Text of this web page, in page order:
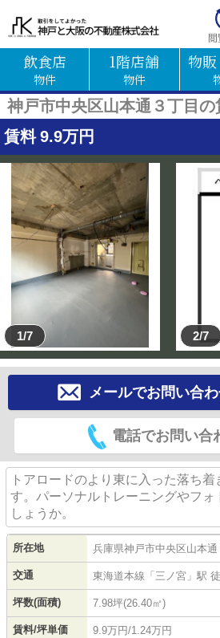
飲食店
物件
1階店舗
物件
物
神戸市中央区山本通３丁目
賃料 9.9万円
1/7 2/7
メールでお問い合
電話でお問い合
トアロードのより東に入った落ち
す。パーソナルトレーニングやフ
しょうか。
所在地 兵庫県神戸市中央区山本通
交通 東海道本線 「 三ノ宮 」駅
坪数(面積) 7.98坪(26.40㎡)
賃料/坪単価 9.9万円/1.24万円